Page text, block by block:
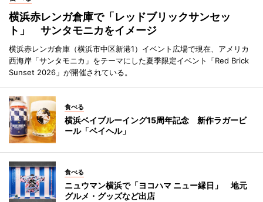
横浜赤レンガ倉庫で「レッドブリックサンセッ
ト」 サンタモニカをイメージ
横浜赤レンガ倉庫（横浜市中区新港1）イベント広場で現在、アメリカ
西海岸「サンタモニカ」をテーマにした夏季限定イベント「Red Brick
Sunset 2026」が開催されている。
食べる
横浜ベイブルーイング15周年記念 新作ラガービ
ール「ベイヘル」
食べる
ニュウマン横浜で「ヨコハマ ニュー縁日」 地元
グルメ・グッズなど出店